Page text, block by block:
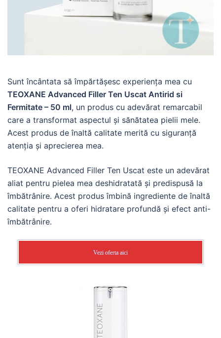
Sunt încântata să împărtășesc experiența mea cu
TEOXANE Advanced Filler Ten Uscat Antirid si
Fermitate – 50 ml, un produs cu adevărat remarcabil
care a transformat aspectul și sănătatea pielii mele.
Acest produs de înaltă calitate merită cu siguranță
atenția și aprecierea mea.
TEOXANE Advanced Filler Ten Uscat este un adevărat
aliat pentru pielea mea deshidratată și predispusă la
îmbătrânire. Acest produs îmbină ingrediente de înaltă
calitate pentru a oferi hidratare profundă și efect anti-
îmbătrânire.
Vezi oferta aici